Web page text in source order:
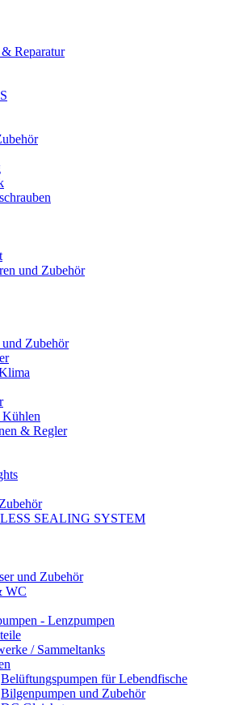
Reparatur
und Zubehör
und Zubehör
& Regler
SEALING SYSTEM
und Zubehör
WC
- Lenzpumpen
/ Sammeltanks
Belüftungspumpen für Lebendfische
Bilgenpumpen und Zubehör